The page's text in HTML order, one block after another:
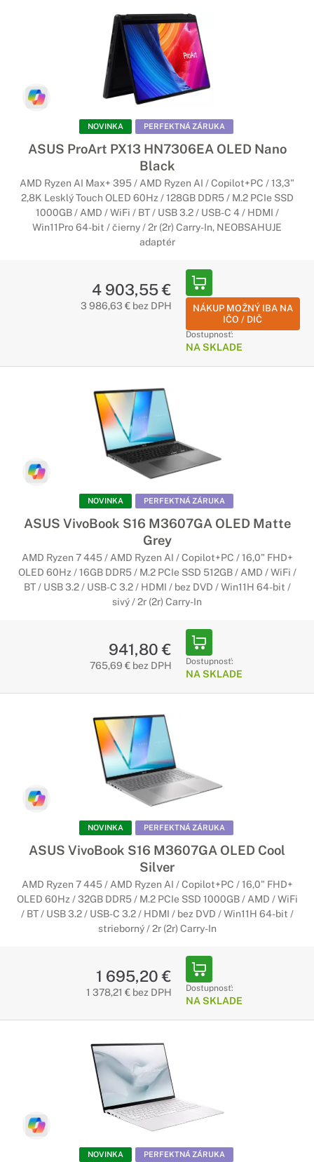
NOVINKA PERFEKTNÁ ZÁRUKA
ASUS ProArt PX13 HN7306EA OLED Nano
Black
AMD Ryzen AI Max+ 395 / AMD Ryzen AI / Copilot+PC / 13,3"
2,8K Lesklý Touch OLED 60Hz / 128GB DDR5 / M.2 PCIe SSD
1000GB / AMD / WiFi / BT / USB 3.2 / USB-C 4 / HDMI /
Win11Pro 64-bit / čierny / 2r (2r) Carry-In, NEOBSAHUJE
adaptér
4 903,55 €
3 986,63 € bez DPH
NÁKUP MOŽNÝ IBA NA
IČO / DIČ
Dostupnosť:
NA SKLADE
NOVINKA PERFEKTNÁ ZÁRUKA
ASUS VivoBook S16 M3607GA OLED Matte
Grey
AMD Ryzen 7 445 / AMD Ryzen AI / Copilot+PC / 16,0" FHD+
OLED 60Hz / 16GB DDR5 / M.2 PCIe SSD 512GB / AMD / WiFi /
BT / USB 3.2 / USB-C 3.2 / HDMI / bez DVD / Win11H 64-bit /
sivý / 2r (2r) Carry-In
941,80 €
765,69 € bez DPH Dostupnosť:
NA SKLADE
NOVINKA PERFEKTNÁ ZÁRUKA
ASUS VivoBook S16 M3607GA OLED Cool
Silver
AMD Ryzen 7 445 / AMD Ryzen AI / Copilot+PC / 16,0" FHD+
OLED 60Hz / 32GB DDR5 / M.2 PCIe SSD 1000GB / AMD / WiFi
/ BT / USB 3.2 / USB-C 3.2 / HDMI / bez DVD / Win11H 64-bit /
strieborný / 2r (2r) Carry-In
1 695,20 €
1 378,21 € bez DPH Dostupnosť:
NA SKLADE
NOVINKA PERFEKTNÁ ZÁRUKA